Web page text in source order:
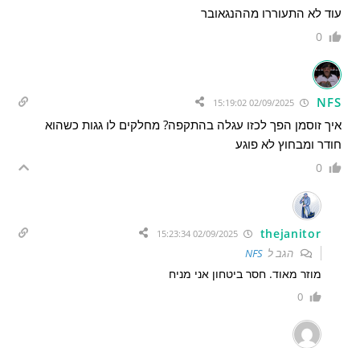
עוד לא התעוררו מההנגאובר
0
NFS
איך זוסמן הפך לכזו עגלה בהתקפה? מחלקים לו גגות כשהוא
חודר ומבחוץ לא פוגע
0
thejanitor
02/09/2025 15:23:34
הגב לNFS
מוזר מאוד. חסר ביטחון אני מניח
0